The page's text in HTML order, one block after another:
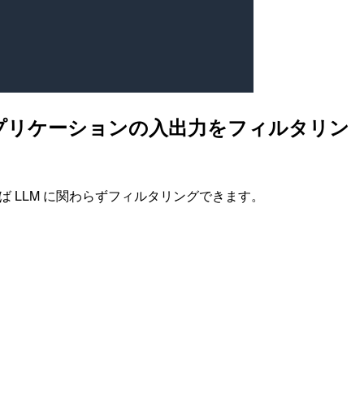
ケーションの入出力をフィルタリン
に関わらずフィルタリングできます。